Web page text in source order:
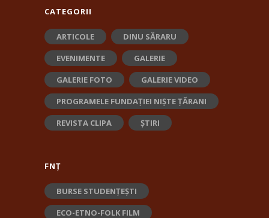
CATEGORII
ARTICOLE
DINU SĂRARU
EVENIMENTE
GALERIE
GALERIE FOTO
GALERIE VIDEO
PROGRAMELE FUNDAȚIEI NIȘTE ȚĂRANI
REVISTA CLIPA
ȘTIRI
FNȚ
BURSE STUDENȚEȘTI
ECO-ETNO-FOLK FILM